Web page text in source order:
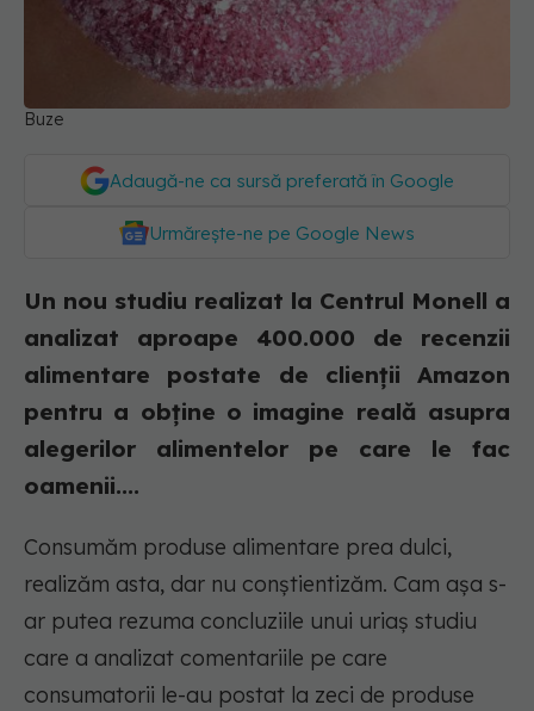
Buze
Adaugă-ne ca sursă preferată în Google
Urmărește-ne pe Google News
Un nou studiu realizat la Centrul Monell a
analizat aproape 400.000 de recenzii
alimentare postate de clienții Amazon
pentru a obține o imagine reală asupra
alegerilor alimentelor pe care le fac
oamenii....
Consumăm produse alimentare prea dulci,
realizăm asta, dar nu conștientizăm. Cam așa s-
ar putea rezuma concluziile unui uriaș studiu
care a analizat comentariile pe care
consumatorii le-au postat la zeci de produse